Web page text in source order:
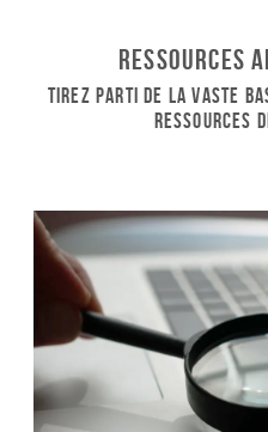
Ressources
Tirez parti de la vaste
ressources